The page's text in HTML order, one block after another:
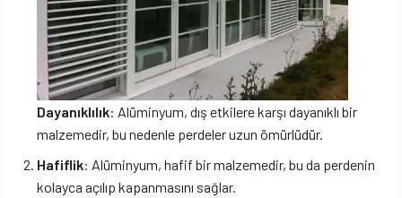
Dayanıklılık: Alüminyum, dış etkilere karşı dayanıklı bir
malzemedir, bu nedenle perdeler uzun ömürlüdür.
Hafiflik: Alüminyum, hafif bir malzemedir, bu da perdenin
kolayca açılıp kapanmasını sağlar.